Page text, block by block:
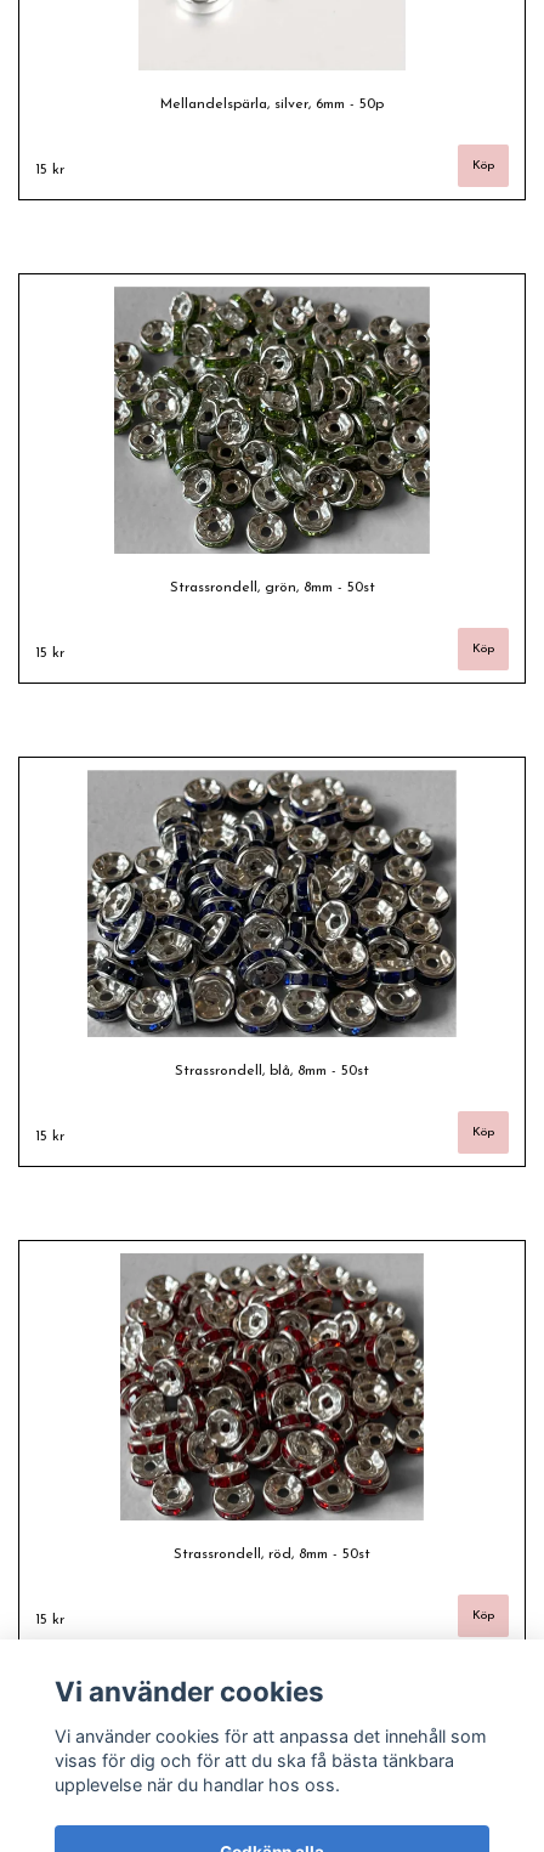
Mellandelspärla, silver, 6mm - 50p
15 kr
Strassrondell, grön, 8mm - 50st
15 kr
Strassrondell, blå, 8mm - 50st
15 kr
Strassrondell, röd, 8mm - 50st
15 kr
Vi använder cookies
Vi använder cookies för att anpassa det innehåll som
visas för dig och för att du ska få bästa tänkbara
upplevelse när du handlar hos oss.